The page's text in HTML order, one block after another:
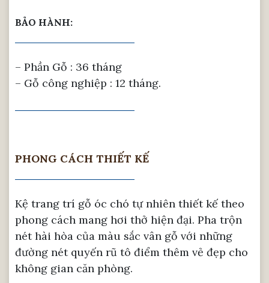
BẢO HÀNH:
– Phần Gỗ : 36 tháng
– Gỗ công nghiệp : 12 tháng.
PHONG CÁCH THIẾT KẾ
Kệ trang trí gỗ óc chó tự nhiên thiết kế theo
phong cách mang hơi thở hiện đại. Pha trộn
nét hài hòa của màu sắc vân gỗ với những
đường nét quyến rũ tô điểm thêm vẻ đẹp cho
không gian căn phòng.